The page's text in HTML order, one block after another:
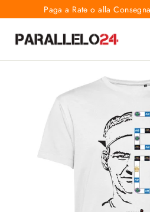
direttamente
Paga a Rate o alla